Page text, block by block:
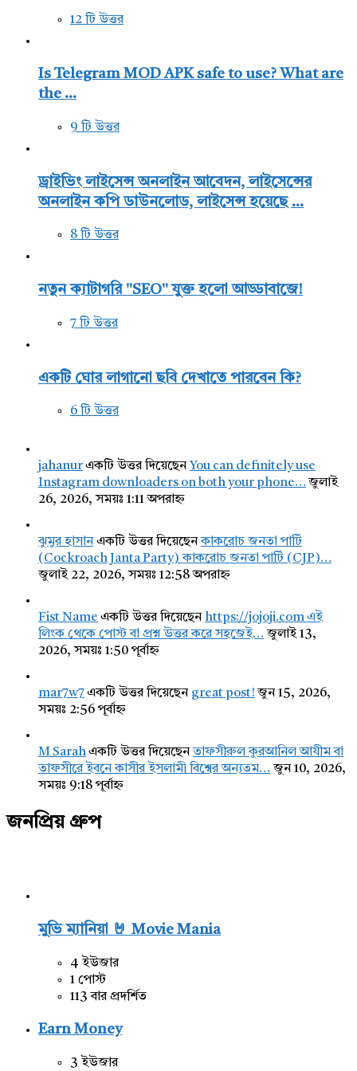
12 টি উত্তর
Is Telegram MOD APK safe to use? What are
the ...
9 টি উত্তর
ড্রাইভিং লাইসেন্স অনলাইন আবেদন, লাইসেন্সের
অনলাইন কপি ডাউনলোড, লাইসেন্স হয়েছে ...
8 টি উত্তর
নতুন ক্যাটাগরি "SEO" যুক্ত হলো আড্ডাবাজে!
7 টি উত্তর
একটি ঘোর লাগানো ছবি দেখাতে পারবেন কি?
6 টি উত্তর
jahanurএকটি উত্তর দিয়েছেন You can definitely use
Instagram downloaders on both your phone… জুলাই
26, 2026, সময়ঃ 1:11 অপরাহ্ন
ঝুমুর হাসানএকটি উত্তর দিয়েছেনকাকরোচ জনতা পার্টি
(Cockroach Janta Party) কাকরোচ জনতা পার্টি (CJP)…
জুলাই 22, 2026, সময়ঃ 12:58 অপরাহ্ন
Fist Name একটি উত্তর দিয়েছেন https://jojoji.com এই
লিংক থেকে পোস্ট বা প্রশ্ন উত্তর করে সহজেই… জুলাই 13,
2026, সময়ঃ 1:50 পূর্বাহ্ন
mar7w7একটি উত্তর দিয়েছেন great post! জুন 15, 2026,
সময়ঃ 2:56 পূর্বাহ্ন
M Sarahএকটি উত্তর দিয়েছেনতাফসীরুল কুরআনিল আযীম বা
তাফসীরে ইবনে কাসীর ইসলামী বিশ্বের অন্যতম… জুন 10, 2026,
সময়ঃ 9:18 পূর্বাহ্ন
জনপ্রিয় গ্রুপ
মুভি ম্যানিয়া 🤘 Movie Mania
4 ইউজার
1 পোস্ট
113 বার প্রদর্শিত
Earn Money
3 ইউজার